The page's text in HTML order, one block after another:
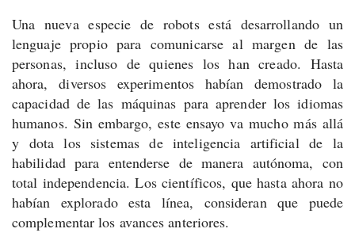
Una nueva especie de robots está desarrollando un
lenguaje propio para comunicarse al margen de las
personas, incluso de quienes los han creado. Hasta
ahora, diversos experimentos habían demostrado la
capacidad de las máquinas para aprender los idiomas
humanos. Sin embargo, este ensayo va mucho más allá
y dota los sistemas de inteligencia artificial de la
habilidad para entenderse de manera autónoma, con
total independencia. Los científicos, que hasta ahora no
habían explorado esta línea, consideran que puede
complementar los avances anteriores.